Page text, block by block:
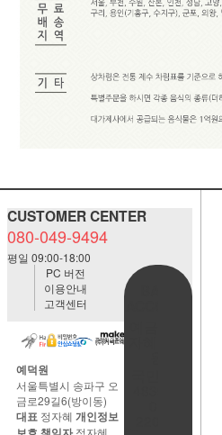
CUSTOMER CENTER
080-049-9494
평일 09:00-18:00
PC 버전
이용안내
고객센터
예덕원
서울특별시 송파구 오
금로29길6(방이동)
대표 정자혜 개인정보
정자혜